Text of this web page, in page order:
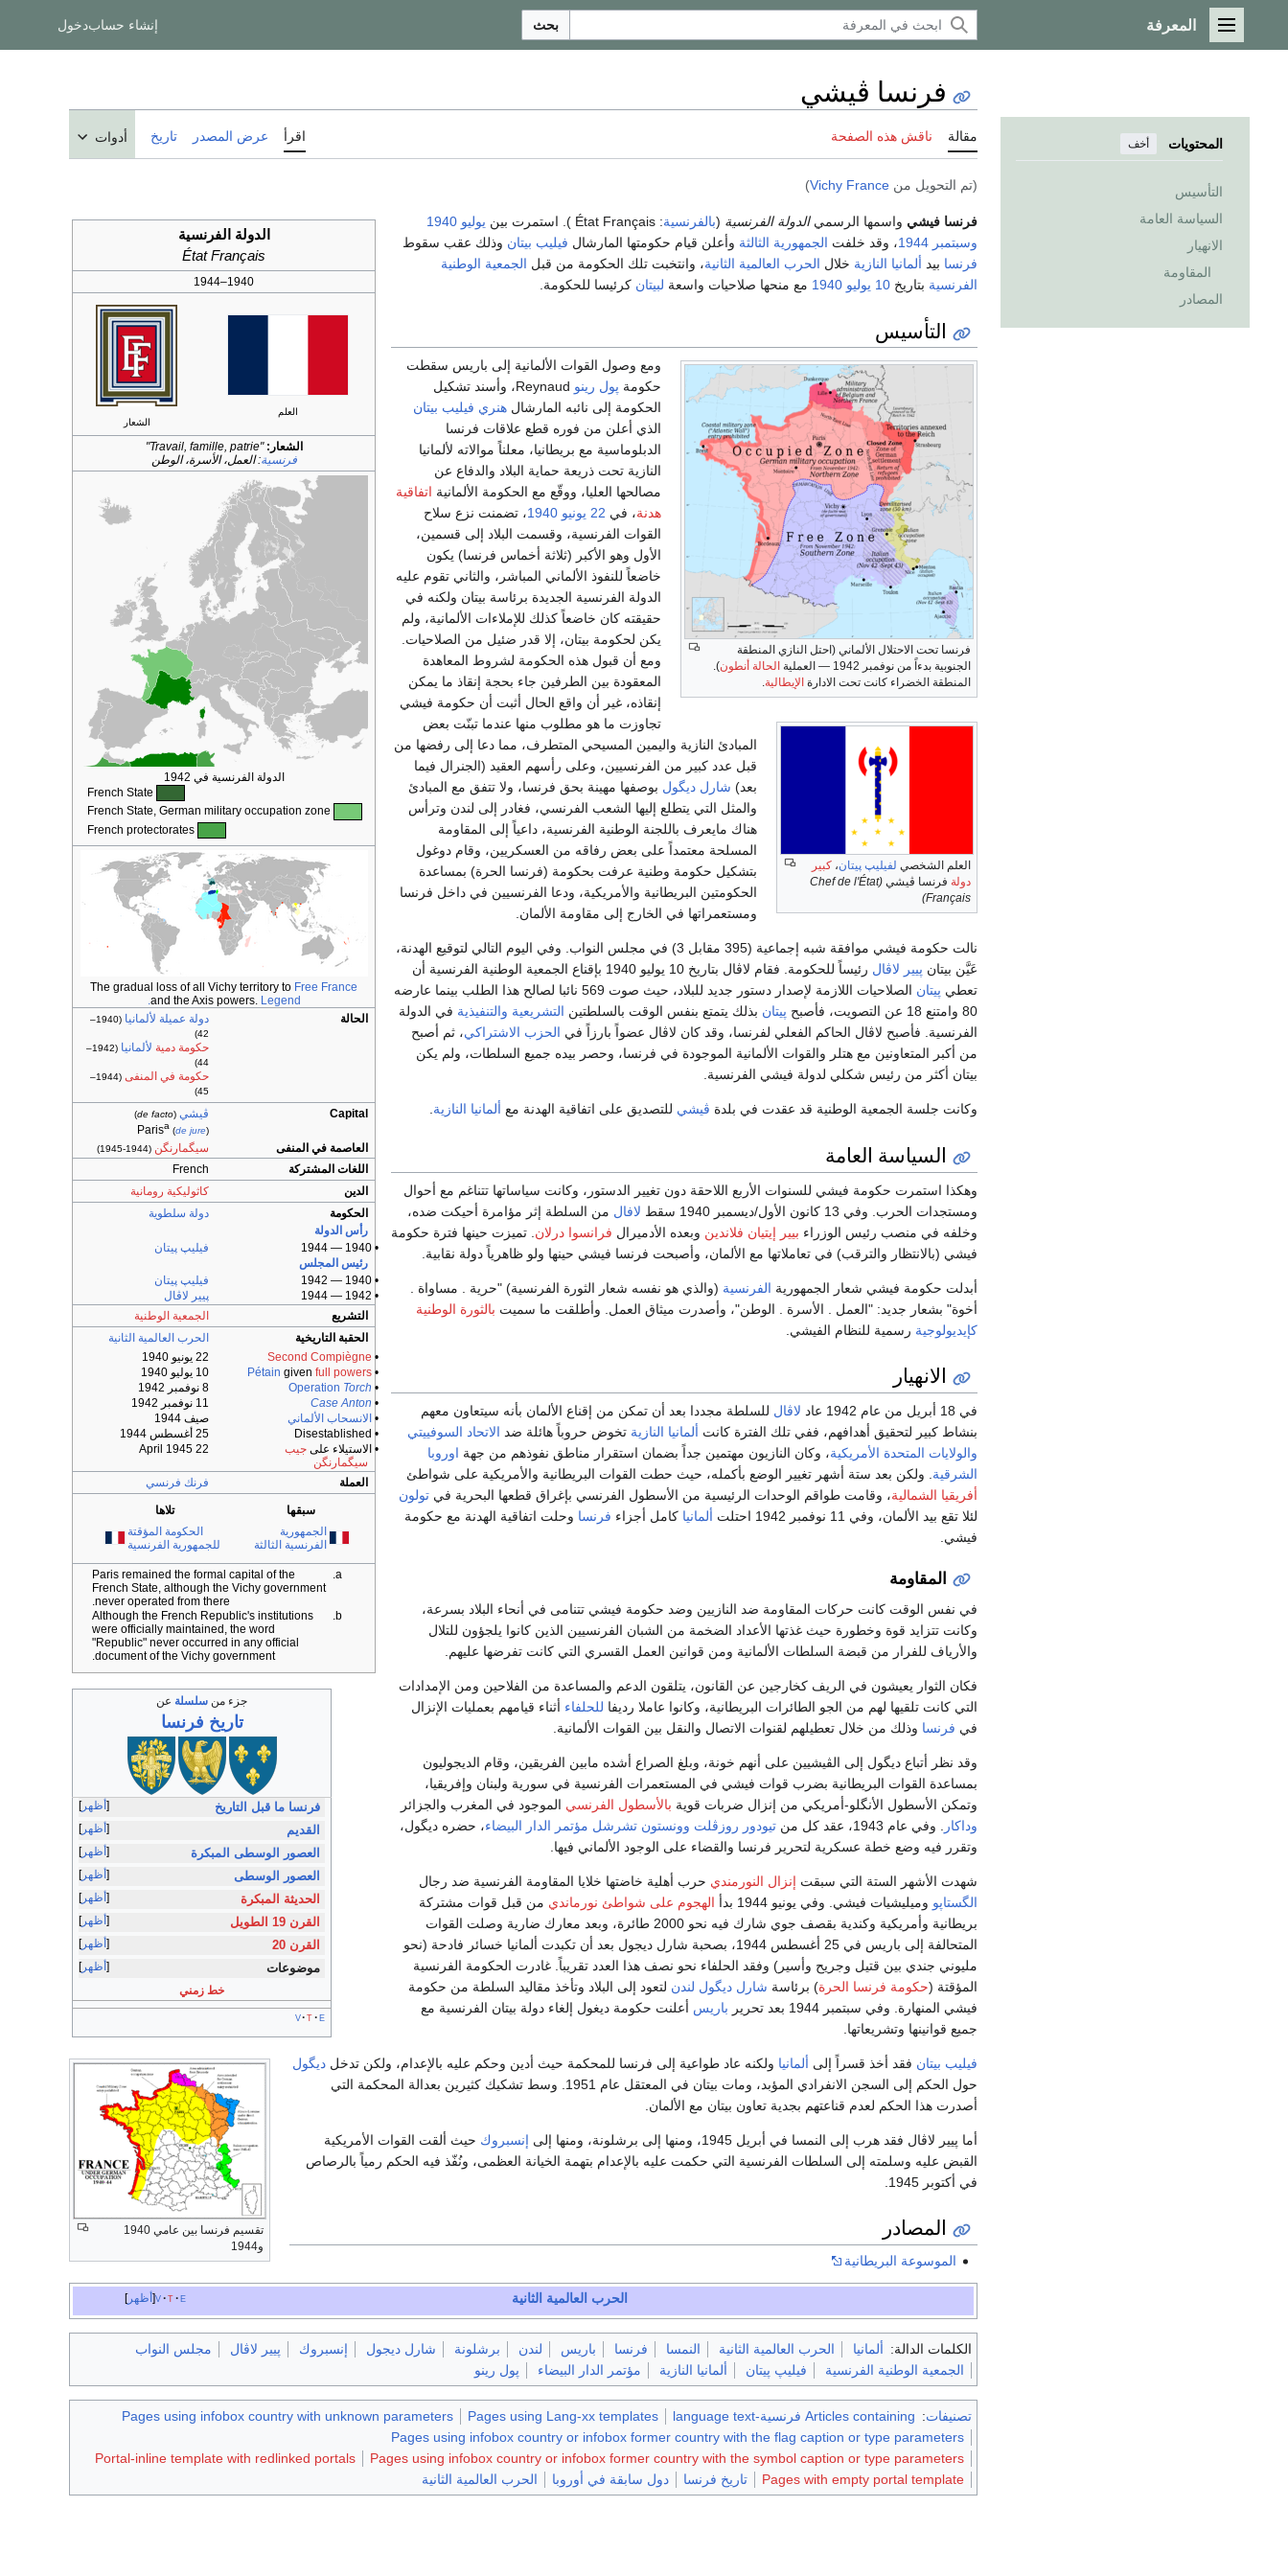
القائمة الرئيسية
المعرفة بحث إنشاء حسابدخول
المحتويات أخف
التأسيس
السياسة العامة
الانهيار
المقاومة
المصادر
فرنسا ڤيشي
مقالة ناقش هذه الصفحة اقرأ عرض المصدر تاريخ أدوات
(تم التحويل من Vichy France
)
الدولة الفرنسية
État Français
1940–1944
العلم
الشعار
الشعار:"Travail, famille, patrie"
فرنسية:العمل، الأسرة، الوطن
الدولة الفرنسية في 1942
French protectorates
The gradual loss of all Vichy territory to Free France
and the Axis powers. Legend.
الحالة
دولة عميلة لألمانيا
(1940–
42)
حكومة دمية لألمانيا
(1942–
44)
حكومة في المنفى
(1944–
45)
Capital ڤيشي (
de facto
)
Parisa (de jure)
العاصمة في المنفى سيگمارنگن (1944-1945)
اللغات المشتركة
French
الدين
كاثوليكية رومانية
الحكومة
دولة سلطوية
رأس الدولة
• 1940 — 1944
فيليپ پيتان
رئيس المجلس
• 1940 — 1942
فيليپ پيتان
• 1942 — 1944
پيير لاڤال
التشريع
الجمعية الوطنية
الحقبة التاريخية
الحرب العالمية الثانية
•
Second Compiègne
22 يونيو 1940
•
Pétain given full powers
10 يوليو 1940
•
Operation Torch
8 نوفمبر 1942
•
Case Anton
11 نوفمبر 1942
• الانسحاب الألماني
صيف 1944
• Disestablished
25 أغسطس 1944
• الاستيلاء علىجيب
سيگمارنگن
22 April 1945
العملة فرنك فرنسي
سبقها
تلاها
الجمهورية
الفرنسية الثالثة
الحكومة المؤقتة
للجمهورية الفرنسية
Paris remained the formal capital of the
French State, although the Vichy government
never operated from there.
Although the French Republic's institutions
were officially maintained, the word
"Republic" never occurred in any official
document of the Vichy government.
جزء من سلسلة عن
تاريخ فرنسا
أظهر فرنسا ما قبل التاريخ
أظهر القديم
أظهر العصور الوسطى المبكرة
أظهر العصور الوسطى
أظهر الحديثة المبكرة
أظهر القرن 19 الطويل
أظهر القرن 20
أظهر موضوعات
خط زمني
v t e
فرنسا فيشي واسمها الرسميالدولة الفرنسية (بالفرنسية: État Français ). استمرت بين يوليو 1940
وسبتمبر 1944، وقد خلفت الجمهورية الثالثة وأعلن قيام حكومتها المارشال فيليب بيتان وذلك عقب سقوط
فرنسا بيد ألمانيا النازية خلال الحرب العالمية الثانية، وانتخبت تلك الحكومة من قبل الجمعية الوطنية
الفرنسية بتاريخ 10 يوليو 1940 مع منحها صلاحيات واسعة لبيتان كرئيسا للحكومة.
التأسيس
فرنسا تحت الاحتلال الألماني (احتل النازي المنطقة
الجنوبية بدءاً من نوفمبر 1942 — العملية
الحالة أنطون).
المنطقة الخضراء كانت تحت الادارة الإيطالية
العلم الشخصي لفيليپ پيتان، كبير
دولة فرنسا ڤيشي (Chef de l'État
Français)
ومع وصول القوات الألمانية إلى باريس سقطت
حكومة پول رينو
Reynaud، وأسند تشكيل
الحكومة إلى نائبه المارشال هنري فيليب بيتان
الذي أعلن من فوره قطع علاقات فرنسا
الدبلوماسية مع بريطانيا، معلناً موالاته لألمانيا
النازية تحت ذريعة حماية البلاد والدفاع عن
مصالحها العليا، ووقّع مع الحكومة الألمانية اتفاقية
هدنة، في 22 يونيو 1940، تضمنت نزع سلاح
القوات الفرنسية، وقسمت البلاد إلى قسمين،
الأول وهو الأكبر (ثلاثة أخماس فرنسا) يكون
خاضعاً للنفوذ الألماني المباشر، والثاني تقوم عليه
الدولة الفرنسية الجديدة برئاسة بيتان ولكنه في
حقيقته كان خاضعاً كذلك للإملاءات الألمانية، ولم
يكن لحكومة بيتان، إلا قدر ضئيل من الصلاحيات.
ومع أن قبول هذه الحكومة لشروط المعاهدة
المعقودة بين الطرفين جاء بحجة إنقاذ ما يمكن
إنقاذه، غير أن واقع الحال أثبت أن حكومة فيشي
تجاوزت ما هو مطلوب منها عندما تبنّت بعض
المبادئ النازية واليمين المسيحي المتطرف، مما دعا إلى رفضها من
قبل عدد كبير من الفرنسيين، وعلى رأسهم العقيد (الجنرال فيما
بعد) شارل ديگول بوصفها مهينة بحق فرنسا، ولا تتفق مع المبادئ
والمثل التي يتطلع إليها الشعب الفرنسي، فغادر إلى لندن وترأس
هناك مايعرف باللجنة الوطنية الفرنسية، داعياً إلى المقاومة
المسلحة معتمداً على بعض رفاقه من العسكريين، وقام دوغول
بتشكيل حكومة وطنية عرفت بحكومة (فرنسا الحرة) بمساعدة
الحكومتين البريطانية والأمريكية، ودعا الفرنسيين في داخل فرنسا
ومستعمراتها في الخارج إلى مقاومة الألمان.
نالت حكومة فيشي موافقة شبه إجماعية (395 مقابل 3) في مجلس النواب. وفي اليوم التالي لتوقيع الهدنة،
عَيَّن بيتان پيير لاڤال
رئيساً للحكومة. فقام لاڤال بتاريخ 10 يوليو 1940 بإقناع الجمعية الوطنية الفرنسية أن
تعطي پيتان
الصلاحيات اللازمة لإصدار دستور جديد للبلاد، حيث صوت 569 نائبا لصالح هذا الطلب بينما عارضه
80 وامتنع 18 عن التصويت، فأصبح
پيتان بذلك يتمتع بنفس الوقت بالسلطتين التشريعية والتنفيذية في الدولة
الفرنسية. فأصبح لاڤال الحاكم الفعلي لفرنسا، وقد كان لاڤال عضواً بارزاً في الحزب الاشتراكي، ثم أصبح
من أكبر المتعاونين مع هتلر والقوات الألمانية الموجودة في فرنسا، وحصر بيده جميع السلطات، ولم يكن
بيتان أكثر من رئيس شكلي لدولة فيشي الفرنسية.
وكانت جلسة الجمعية الوطنية قد عقدت في بلدة ڤيشي للتصديق على اتفاقية الهدنة مع ألمانيا النازية.
السياسة العامة
وهكذا استمرت حكومة فيشي للسنوات الأربع اللاحقة دون تغيير الدستور، وكانت سياساتها تتناغم مع أحوال
ومستجدات الحرب. وفي 13 كانون الأول/ديسمبر 1940 سقط
لافال من السلطة إثر مؤامرة أحيكت ضده،
وخلفه في منصب رئيس الوزراء بيير إيتيان فلاندين وبعده الأدميرال فرانسوا درلان . تميزت حينها فترة حكومة
فيشي (بالانتظار والترقب) في تعاملاتها مع الألمان، وأصبحت فرنسا فيشي حينها ولو ظاهرياً دولة نقابية.
أبدلت حكومة فيشي شعار الجمهورية الفرنسية (والذي هو نفسه شعار الثورة الفرنسية) "حرية . مساواة .
أخوة" بشعار جديد: "العمل . الأسرة . الوطن"، وأصدرت ميثاق العمل. وأطلقت ما سميت بالثورة الوطنية
كإيديولوجية رسمية للنظام الفيشي.
الانهيار
تقسيم فرنسا بين عامي 1940
و1944
في 18 أبريل من عام 1942 عاد لاڤال للسلطة مجددا بعد أن تمكن من إقناع الألمان بأنه سيتعاون معهم
بنشاط كبير لتحقيق أهدافهم، ففي تلك الفترة كانت ألمانيا النازية تخوض حروباً هائلة ضد الاتحاد السوفييتي
والولايات المتحدة الأمريكية، وكان النازيون مهتمين جداً بضمان استقرار مناطق نفوذهم من جهة اوروبا
الشرقية . ولكن بعد ستة أشهر تغيير الوضع بأكمله، حيث حطت القوات البريطانية والأمريكية على شواطئ
أفريقيا الشمالية، وقامت طواقم الوحدات الرئيسية من الأسطول الفرنسي بإغراق قطعها البحرية في تولون
لئلا تقع بيد الألمان، وفي 11 نوفمبر 1942 احتلت
ألمانيا كامل أجزاء فرنسا وحلت اتفاقية الهدنة مع حكومة
فيشي.
المقاومة
في نفس الوقت كانت حركات المقاومة ضد النازيين وضد حكومة فيشي تتنامى في أنحاء البلاد بسرعة،
وكانت تتزايد قوة وخطورة حيث غذتها الأعداد الضخمة من الشبان الفرنسيين الذين كانوا يلجؤون للتلال
والأرياف للفرار من قبضة السلطات الألمانية ومن قوانين العمل القسري التي كانت تفرضها عليهم.
فكان الثوار يعيشون في الريف كخارجين عن القانون، يتلقون الدعم والمساعدة من الفلاحين ومن الإمدادات
التي كانت تلقيها لهم من الجو الطائرات البريطانية، وكانوا عاملا رديفا للحلفاء أثناء قيامهم بعمليات الإنزال
في فرنسا وذلك من خلال تعطيلهم لقنوات الاتصال والنقل بين القوات الألمانية.
وقد نظر أتباع ديگول إلى الڤيشيين على أنهم خونة، وبلغ الصراع أشده مابين الفريقين، وقام الديجوليون
بمساعدة القوات البريطانية بضرب قوات فيشي في المستعمرات الفرنسية في سورية ولبنان وإفريقيا،
وتمكن الأسطول الأنگلو-أمريكي من إنزال ضربات قوية بالأسطول الفرنسي الموجود في المغرب والجزائر
وداكار
. وفي عام 1943، عقد كل من تيودور روزڤلت وونستون تشرشل مؤتمر الدار البيضاء، حضره ديگول،
وتقرر فيه وضع خطة عسكرية لتحرير فرنسا والقضاء على الوجود الألماني فيها.
شهدت الأشهر الستة التي سبقت إنزال النورمندي حرب أهلية خاضتها خلايا المقاومة الفرنسية ضد رجال
الگستاپو وميليشيات فيشي. وفي يونيو 1944 بدأ الهجوم على شواطئ نورماندي من قبل قوات مشتركة
بريطانية وأمريكية وكندية بقصف جوي شارك فيه نحو 2000 طائرة، وبعد معارك ضارية وصلت القوات
المتحالفة إلى باريس في 25 أغسطس 1944، بصحبة شارل ديجول بعد أن تكبدت ألمانيا خسائر فادحة (نحو
مليوني جندي بين قتيل وجريح وأسير) وفقد الحلفاء نحو نصف هذا العدد تقريباً. غادرت الحكومة الفرنسية
المؤقتة (حكومة فرنسا الحرة) برئاسة شارل ديگول لندن لتعود إلى البلاد وتأخذ مقاليد السلطة من حكومة
فيشي المنهارة. وفي سبتمبر 1944 بعد تحرير
باريس أعلنت حكومة ديغول إلغاء دولة بيتان الفرنسية مع
جميع قوانينها وتشريعاتها.
فيليب بيتان فقد أخذ قسراً إلى ألمانيا ولكنه عاد طواعية إلى فرنسا للمحكمة حيث أدين وحكم عليه بالإعدام، ولكن تدخل ديگول
حول الحكم إلى السجن الانفرادي المؤبد، ومات بيتان في المعتقل عام 1951. وسط تشكيك كثيرين بعدالة المحكمة التي
أصدرت هذا الحكم لعدم قناعتهم بجدية تعاون بيتان مع الألمان.
أما پيير لاڤال فقد هرب إلى النمسا في أبريل 1945، ومنها إلى برشلونة، ومنها إلى إنسبروك حيث ألقت القوات الأمريكية
القبض عليه وسلمته إلى السلطات الفرنسية التي حكمت عليه بالإعدام بتهمة الخيانة العظمى، ونُفّذ فيه الحكم رمياً بالرصاص
في أكتوبر 1945.
المصادر
الموسوعة البريطانية
أظهر v t e الحرب العالمية الثانية
الكلمات الدالة: ألمانيا الحرب العالمية الثانية النمسا فرنسا باريس لندن برشلونة شارل ديجول إنسبروك پيير لاڤال
مجلس النواب
الجمعية الوطنية الفرنسية
فيليپ پيتان ألمانيا النازية مؤتمر الدار البيضاء پول رينو
تصنيفات: Articles containing فرنسية-language text Pages using Lang-xx templates
Pages using infobox country with unknown parameters
Pages using infobox country or infobox former country with the flag caption or type parameters
Pages using infobox country or infobox former country with the symbol caption or type parameters
Portal-inline template with redlinked portals
Pages with empty portal template
تاريخ فرنسا دول سابقة في أوروبا الحرب العالمية الثانية